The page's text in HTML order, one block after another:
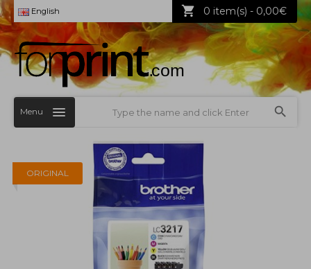
English 0 item(s) - 0,00€
Menu
ORIGINAL